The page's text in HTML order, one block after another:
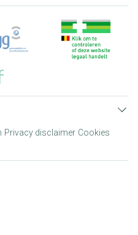
Privacy disclaimer Cookies